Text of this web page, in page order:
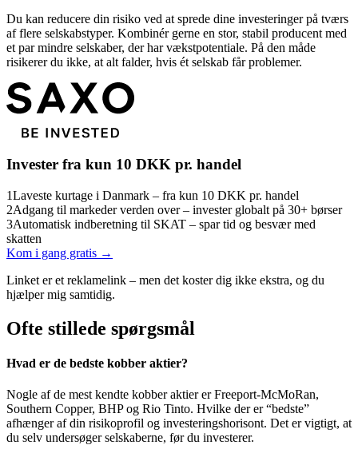
Du kan reducere din risiko ved at sprede dine investeringer på tværs
af flere selskabstyper. Kombinér gerne en stor, stabil producent med
et par mindre selskaber, der har vækstpotentiale. På den måde
risikerer du ikke, at alt falder, hvis ét selskab får problemer.
Invester fra kun 10 DKK pr. handel
1Laveste kurtage i Danmark – fra kun 10 DKK pr. handel
2Adgang til markeder verden over – invester globalt på 30+ børser
3Automatisk indberetning til SKAT – spar tid og besvær med
skatten
Kom i gang gratis →
Linket er et reklamelink – men det koster dig ikke ekstra, og du
hjælper mig samtidig.
Ofte stillede spørgsmål
Hvad er de bedste kobber aktier?
Nogle af de mest kendte kobber aktier er Freeport-McMoRan,
Southern Copper, BHP og Rio Tinto. Hvilke der er “bedste”
afhænger af din risikoprofil og investeringshorisont. Det er vigtigt, at
du selv undersøger selskaberne, før du investerer.